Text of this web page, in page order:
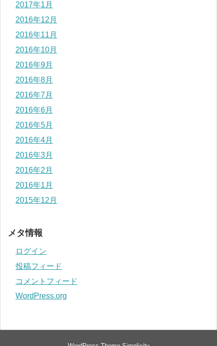
2017年1月
2016年12月
2016年11月
2016年10月
2016年9月
2016年8月
2016年7月
2016年6月
2016年5月
2016年4月
2016年3月
2016年2月
2016年1月
2015年12月
メタ情報
ログイン
投稿フィード
コメントフィード
WordPress.org